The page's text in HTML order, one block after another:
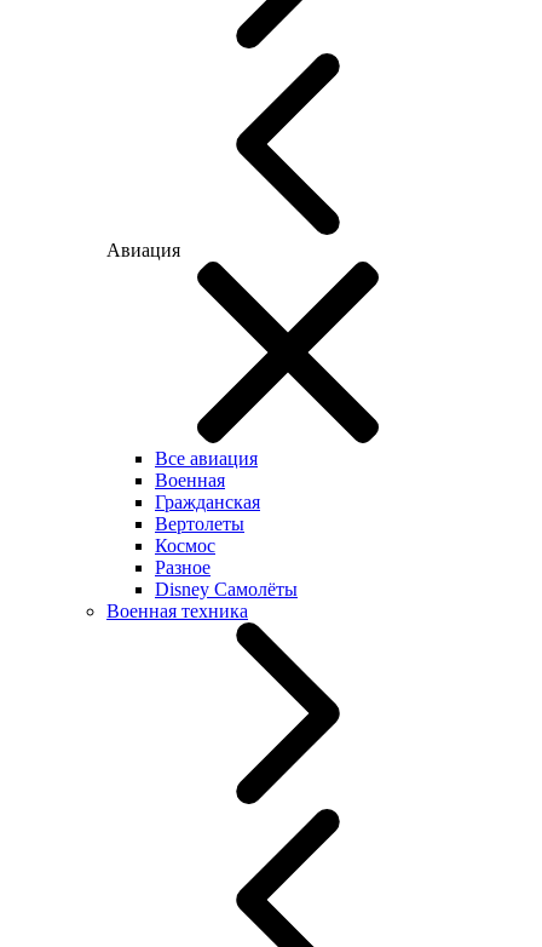
Авиация
Все авиация
Военная
Гражданская
Вертолеты
Космос
Разное
Disney Самолёты
Военная техника